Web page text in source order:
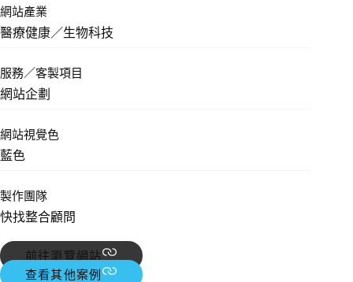
網站產業
醫療健康／生物科技
服務／客製項目
網站企劃
網站視覺色
藍色
製作團隊
快找整合顧問
前往瀏覽網站
查看其他案例